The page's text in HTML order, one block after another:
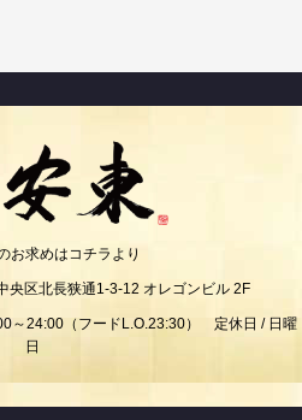
お求めはコチラより
区北長狭通1-3-12 オレゴンビル 2F
～24:00（フードL.O.23:30） 定休日 / 日曜
日